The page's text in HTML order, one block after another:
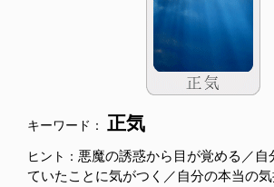
キーワード： 正気
ヒント： 悪魔の誘惑から目が覚める／自
ていたことに気がつく／自分の本当の